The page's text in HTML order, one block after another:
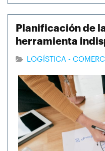
Planificación de
herramienta
LOGÍSTICA -